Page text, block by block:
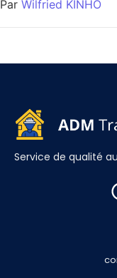
Par Wilfried KINHO
Service de qualité